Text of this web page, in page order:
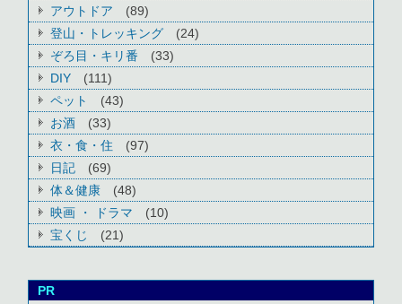
アウトドア
(89)
登山・トレッキング
(24)
ぞろ目・キリ番
(33)
DIY
(111)
ペット
(43)
お酒
(33)
衣・食・住
(97)
日記
(69)
体＆健康
(48)
映画 ・ ドラマ
(10)
宝くじ
(21)
PR